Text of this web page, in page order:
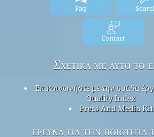
Faq
Contact
Σχετικά με αυτό το
Επικοινωνήστε με την ομάδα
Quality Index
Press And Media Kit
έρευνα για την ποιότητα